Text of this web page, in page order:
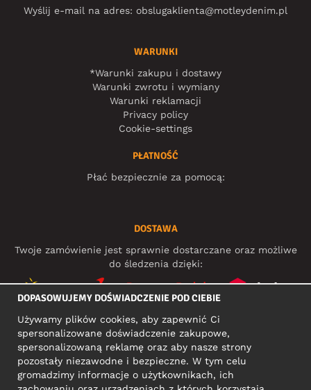
Wyślij e-mail na adres: obslugaklienta@motleydenim.pl
WARUNKI
*Warunki zakupu i dostawy
Warunki zwrotu i wymiany
Warunki reklamacji
Privacy policy
Cookie-settings
PŁATNOŚĆ
Płać bezpiecznie za pomocą:
DOSTAWA
Twoje zamówienie jest sprawnie dostarczane oraz możliwe
do śledzenia dzięki:
MEDIA SPOŁECZNOŚCIOWE
ADRES KONTAKTOWY
DOPASOWUJEMY DOŚWIADCZENIE POD CIEBIE
Używamy plików cookies, aby zapewnić Ci
spersonalizowane doświadczenie zakupowe,
spersonalizowaną reklamę oraz aby nasze strony
pozostały niezawodne i bezpieczne. W tym celu
gromadzimy informacje o użytkownikach, ich